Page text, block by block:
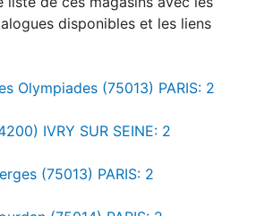
disponibles et les liens
Olympiades (75013) PARIS: 2
IVRY SUR SEINE: 2
(75013) PARIS: 2